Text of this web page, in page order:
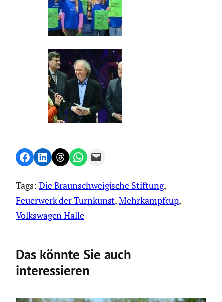
Share on Facebook
Share on LinkedIn
Share on Threads
Share on WhatsApp
Email this Page
Tags: Die Braunschweigische Stiftung
Feuerwerk der Turnkunst, Mehrkampfcup
Volkswagen Halle
Das könnte Sie auch
interessieren